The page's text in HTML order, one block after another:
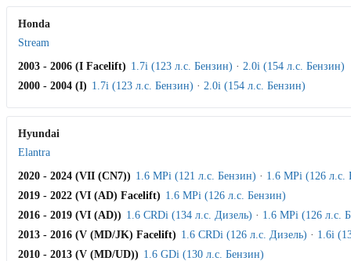
Honda
Stream
2003 - 2006 (I Facelift) 1.7i (123 л.с. Бензин) · 2.0i (154 л.с. Бензин)
2000 - 2004 (I) 1.7i (123 л.с. Бензин) · 2.0i (154 л.с. Бензин)
Hyundai
Elantra
2020 - 2024 (VII (CN7)) 1.6 MPi (121 л.с. Бензин) · 1.6 MPi (126 л.с.
2019 - 2022 (VI (AD) Facelift) 1.6 MPi (126 л.с. Бензин)
2016 - 2019 (VI (AD)) 1.6 CRDi (134 л.с. Дизель) · 1.6 MPi (126 л.с.
2013 - 2016 (V (MD/JK) Facelift) 1.6 CRDi (126 л.с. Дизель) · 1.6i
2010 - 2013 (V (MD/UD)) 1.6 GDi (130 л.с. Бензин)